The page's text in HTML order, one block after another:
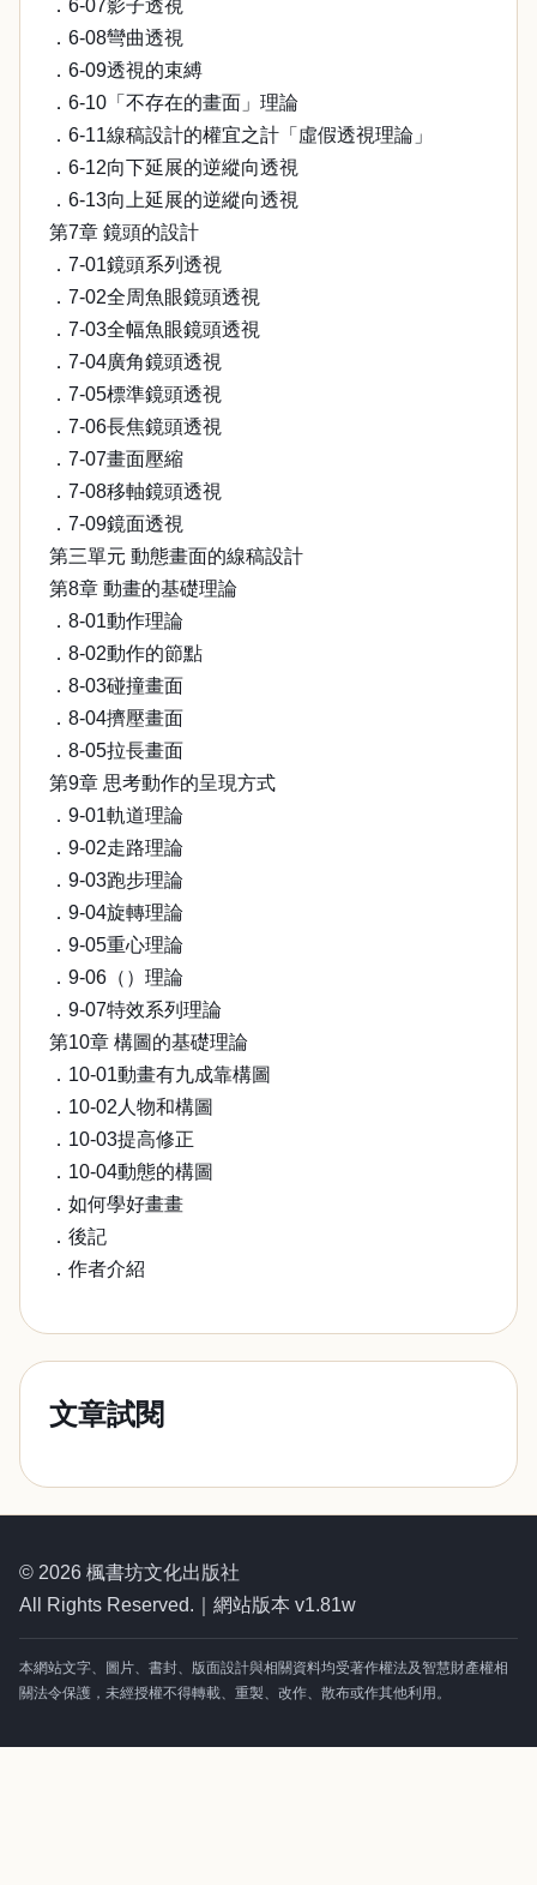
．6-07影子透視
．6-08彎曲透視
．6-09透視的束縛
．6-10「不存在的畫面」理論
．6-11線稿設計的權宜之計「虛假透視理論」
．6-12向下延展的逆縱向透視
．6-13向上延展的逆縱向透視
第7章 鏡頭的設計
．7-01鏡頭系列透視
．7-02全周魚眼鏡頭透視
．7-03全幅魚眼鏡頭透視
．7-04廣角鏡頭透視
．7-05標準鏡頭透視
．7-06長焦鏡頭透視
．7-07畫面壓縮
．7-08移軸鏡頭透視
．7-09鏡面透視
第三單元 動態畫面的線稿設計
第8章 動畫的基礎理論
．8-01動作理論
．8-02動作的節點
．8-03碰撞畫面
．8-04擠壓畫面
．8-05拉長畫面
第9章 思考動作的呈現方式
．9-01軌道理論
．9-02走路理論
．9-03跑步理論
．9-04旋轉理論
．9-05重心理論
．9-06（）理論
．9-07特效系列理論
第10章 構圖的基礎理論
．10-01動畫有九成靠構圖
．10-02人物和構圖
．10-03提高修正
．10-04動態的構圖
．如何學好畫畫
．後記
．作者介紹
文章試閱
© 2026 楓書坊文化出版社
All Rights Reserved.｜網站版本 v1.81w
本網站文字、圖片、書封、版面設計與相關資料均受著作權法及智慧財產權相
關法令保護，未經授權不得轉載、重製、改作、散布或作其他利用。